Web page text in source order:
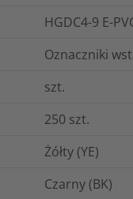
HGDC4-9 E-
Oznaczniki
szt.
250 szt.
Żółty (YE)
Czarny (BK)